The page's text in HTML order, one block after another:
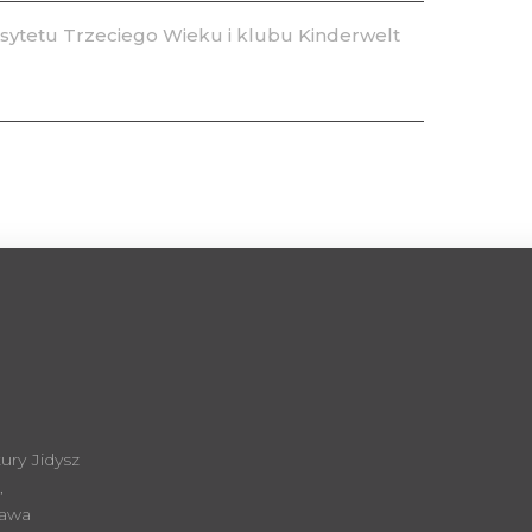
Trzeciego Wieku i klubu Kinderwelt
Jidysz